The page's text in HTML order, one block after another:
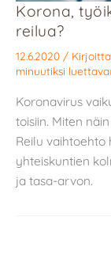
Korona,
reilua?
12.6.2020 /
minuutiksi
Koronavirus
toisiin. Miten
Reilu vaihtoehto
yhteiskuntien
ja tasa-arvon.